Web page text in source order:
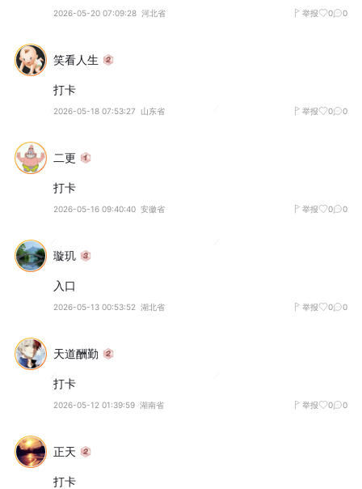
2026-05-20 07:09:28 河北省 举报 0 0
笑看人生
打卡
2026-05-18 07:53:27 山东省 举报 0 0
二更
打卡
2026-05-16 09:40:40 安徽省 举报 0 0
璇玑
入口
2026-05-13 00:53:52 湖北省 举报 0 0
天道酬勤
打卡
2026-05-12 01:39:59 湖南省 举报 0 0
正天
打卡